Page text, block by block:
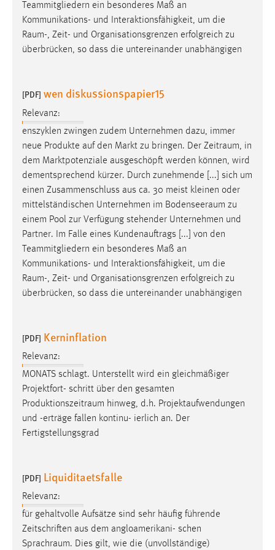
Teammitgliedern ein besonderes Maß an
Kommunikations- und Interaktionsfähigkeit, um die
Raum-, Zeit- und Organisationsgrenzen erfolgreich zu
überbrücken, so dass die untereinander unabhängigen
[PDF] wen diskussionspapier15
Relevanz:
enszyklen zwingen zudem Unternehmen dazu, immer
neue Produkte auf den Markt zu bringen. Der Zeitraum, in
dem Marktpotenziale ausgeschöpft werden können, wird
dementsprechend kürzer. Durch zunehmende [...] sich um
einen Zusammenschluss aus ca. 30 meist kleinen oder
mittelständischen Unternehmen im Bodenseeraum zu
einem Pool zur Verfügung stehender Unternehmen und
Partner. Im Falle eines Kundenauftrags [...] von den
Teammitgliedern ein besonderes Maß an
Kommunikations- und Interaktionsfähigkeit, um die
Raum-, Zeit- und Organisationsgrenzen erfolgreich zu
überbrücken, so dass die untereinander unabhängigen
[PDF] Kerninflation
Relevanz:
MONATS schlagt. Unterstellt wird ein gleichmäßiger
Projektfort- schritt über den gesamten
Produktionszeitraum hinweg, d.h. Projektaufwendungen
und -erträge fallen kontinu- ierlich an. Der
Fertigstellungsgrad
[PDF] Liquiditaetsfalle
Relevanz:
für gehaltvolle Aufsätze sind sehr häufig führende
Zeitschriften aus dem angloamerikani- schen
Sprachraum. Dies gilt, wie die (unvollständige)